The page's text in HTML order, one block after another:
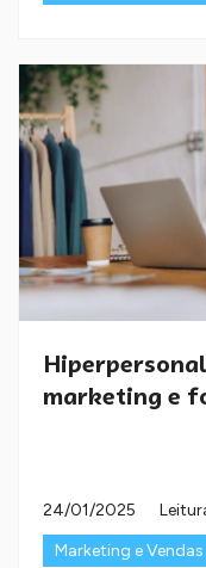
marketing e
24/01/2025
Marketing e Vendas